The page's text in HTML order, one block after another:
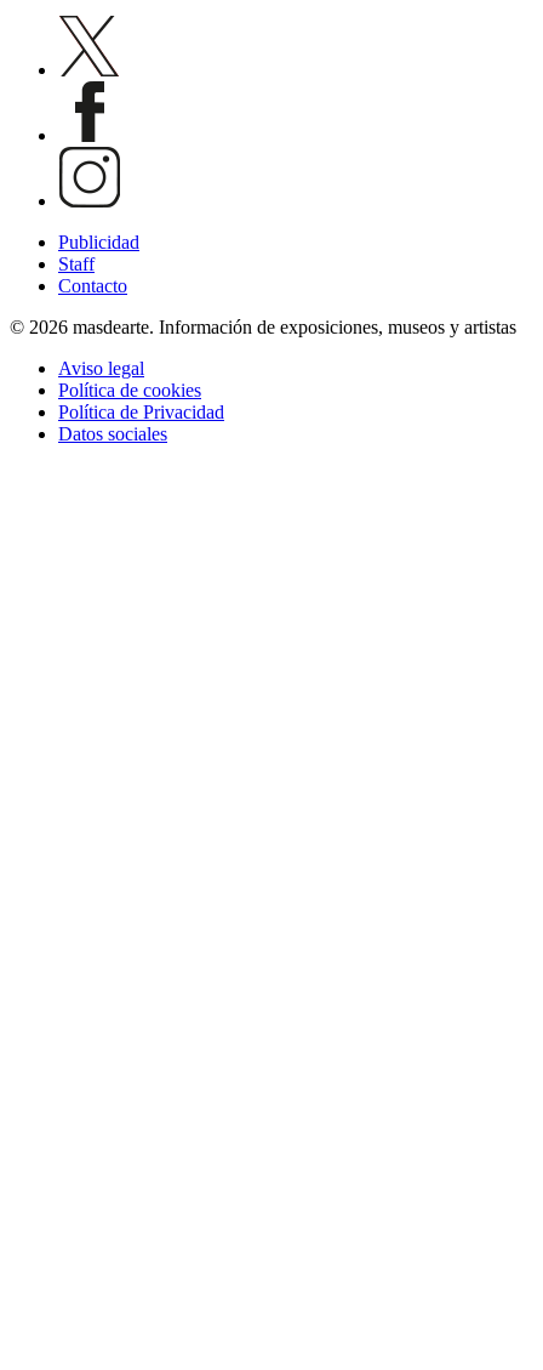
Publicidad
Staff
Contacto
© 2026 masdearte. Información de exposiciones, museos y artistas
Aviso legal
Política de cookies
Política de Privacidad
Datos sociales